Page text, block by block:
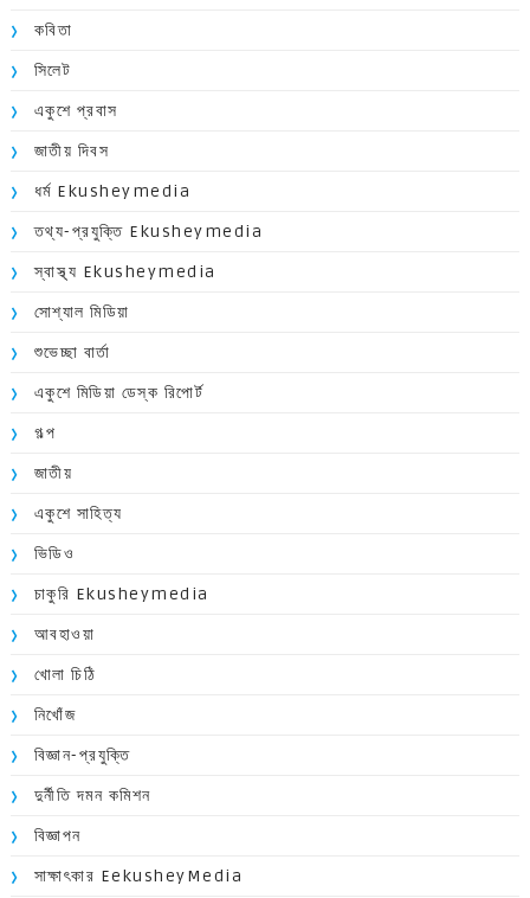
কবিতা
সিলেট
একুশে প্রবাস
জাতীয় দিবস
ধর্ম Ekusheymedia
তথ্য-প্রযুক্তি Ekusheymedia
স্বাস্থ্য Ekusheymedia
সোশ্যাল মিডিয়া
শুভেচ্ছা বার্তা
একুশে মিডিয়া ডেস্ক রিপোর্ট
গল্প
জাতীয়
একুশে সাহিত্য
ভিডিও
চাকুরি Ekusheymedia
আবহাওয়া
খোলা চিঠি
নিখোঁজ
বিজ্ঞান-প্রযুক্তি
দুর্নীতি দমন কমিশন
বিজ্ঞাপন
সাক্ষাৎকার EekusheyMedia